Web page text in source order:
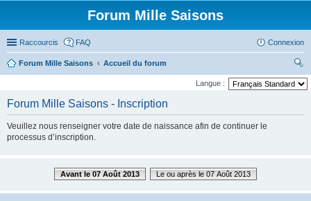
Forum Mille Saisons
Raccourcis FAQ Connexion
Forum Mille Saisons
Accueil du forum
ec
ch
Langue :
Forum Mille Saisons - Inscription
Veuillez nous renseigner votre date de naissance afin de continuer le
processus d’inscription.
Avant le 07 Août 2013 Le ou après le 07 Août 2013